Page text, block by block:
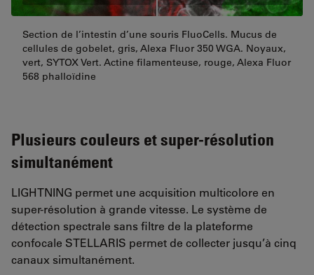
Section de l’intestin d’une souris FluoCells. Mucus de
cellules de gobelet, gris, Alexa Fluor 350 WGA. Noyaux,
vert, SYTOX Vert. Actine filamenteuse, rouge, Alexa Fluor
568 phalloïdine
Plusieurs couleurs et super-résolution
simultanément
LIGHTNING permet une acquisition multicolore en
super-résolution à grande vitesse. Le système de
détection spectrale sans filtre de la plateforme
confocale STELLARIS permet de collecter jusqu’à cinq
canaux simultanément.